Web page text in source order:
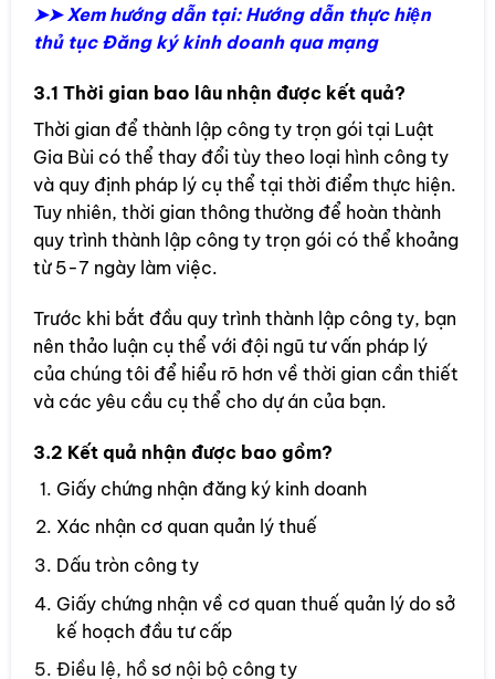
➤➤ Xem hướng dẫn tại: Hướng dẫn thực hiện
thủ tục Đăng ký kinh doanh qua mạng
3.1 Thời gian bao lâu nhận được kết quả?
Thời gian để thành lập công ty trọn gói tại Luật
Gia Bùi có thể thay đổi tùy theo loại hình công ty
và quy định pháp lý cụ thể tại thời điểm thực hiện.
Tuy nhiên, thời gian thông thường để hoàn thành
quy trình thành lập công ty trọn gói có thể khoảng
từ 5-7 ngày làm việc.
Trước khi bắt đầu quy trình thành lập công ty, bạn
nên thảo luận cụ thể với đội ngũ tư vấn pháp lý
của chúng tôi để hiểu rõ hơn về thời gian cần thiết
và các yêu cầu cụ thể cho dự án của bạn.
3.2 Kết quả nhận được bao gồm?
Giấy chứng nhận đăng ký kinh doanh
Xác nhận cơ quan quản lý thuế
Dấu tròn công ty
Giấy chứng nhận về cơ quan thuế quản lý do sở
kế hoạch đầu tư cấp
Điều lệ, hồ sơ nội bộ công ty